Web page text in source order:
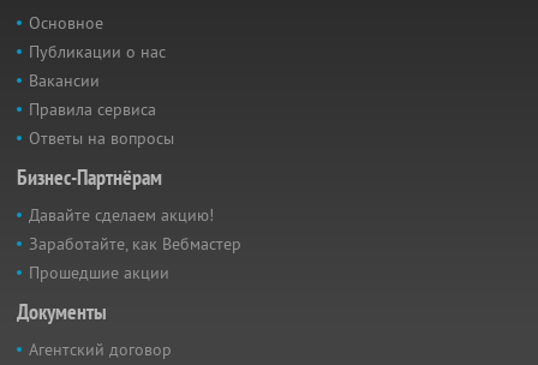
Основное
Публикации о нас
Вакансии
Правила сервиса
Ответы на вопросы
Бизнес-Партнёрам
Давайте сделаем акцию!
Заработайте, как Вебмастер
Прошедшие акции
Документы
Агентский договор